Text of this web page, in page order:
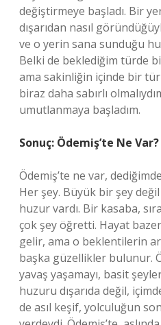
değiştirmeye başladı. Bir
dışarıdan nasıl
ve o yerin sana sunduğu
Belki de beklediğim türde
ama sakinliğin içinde bir tür
biraz daha sabırlı
umutlanmaya başladım.
Sonuç: Ödemiş’te Ne
Ödemiş’te ne var,
Her şey. Büyük bir şey
huzur vardı. Bir kasaba,
çok şey öğretti. Hayat
gelir, ama o beklentilerin
başka güzellikler bulunur.
yavaş yaşamayı, basit
huzuru dışarıda değil,
de asıl keşif, yolculuğun